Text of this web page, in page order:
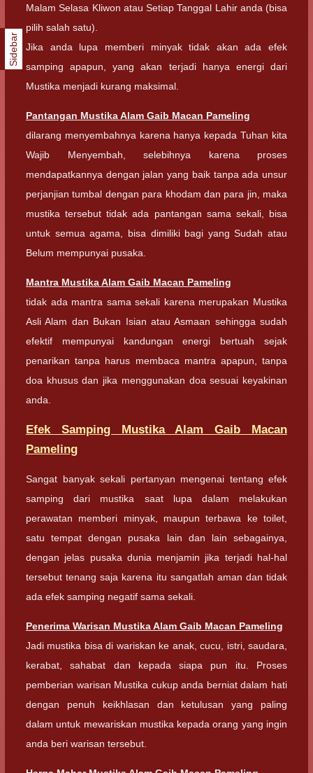
Malam Selasa Kliwon atau Setiap Tanggal Lahir anda (bisa
pilih salah satu).
Jika anda lupa memberi minyak tidak akan ada efek
samping apapun, yang akan terjadi hanya energi dari
Mustika menjadi kurang maksimal.
Pantangan Mustika Alam Gaib Macan Pameling
dilarang menyembahnya karena hanya kepada Tuhan kita
Wajib Menyembah, selebihnya karena proses
mendapatkannya dengan jalan yang baik tanpa ada unsur
perjanjian tumbal dengan para khodam dan para jin, maka
mustika tersebut tidak ada pantangan sama sekali, bisa
untuk semua agama, bisa dimiliki bagi yang Sudah atau
Belum mempunyai pusaka.
Mantra Mustika Alam Gaib Macan Pameling
tidak ada mantra sama sekali karena merupakan Mustika
Asli Alam dan Bukan Isian atau Asmaan sehingga sudah
efektif mempunyai kandungan energi bertuah sejak
penarikan tanpa harus membaca mantra apapun, tanpa
doa khusus dan jika menggunakan doa sesuai keyakinan
anda.
Efek Samping Mustika Alam Gaib Macan
Pameling
Sangat banyak sekali pertanyan mengenai tentang efek
samping dari mustika saat lupa dalam melakukan
perawatan memberi minyak, maupun terbawa ke toilet,
satu tempat dengan pusaka lain dan lain sebagainya,
dengan jelas pusaka dunia menjamin jika terjadi hal-hal
tersebut tenang saja karena itu sangatlah aman dan tidak
ada efek samping negatif sama sekali.
Penerima Warisan Mustika Alam Gaib Macan Pameling
Jadi mustika bisa di wariskan ke anak, cucu, istri, saudara,
kerabat, sahabat dan kepada siapa pun itu. Proses
pemberian warisan Mustika cukup anda berniat dalam hati
dengan penuh keikhlasan dan ketulusan yang paling
dalam untuk mewariskan mustika kepada orang yang ingin
anda beri warisan tersebut.
Sidebar